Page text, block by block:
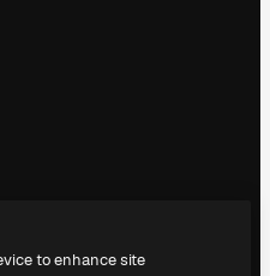
to enhance site